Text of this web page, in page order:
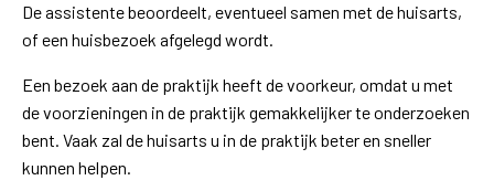
De assistente beoordeelt, eventueel samen met de huisarts,
of een huisbezoek afgelegd wordt.
Een bezoek aan de praktijk heeft de voorkeur, omdat u met
de voorzieningen in de praktijk gemakkelijker te onderzoeken
bent. Vaak zal de huisarts u in de praktijk beter en sneller
kunnen helpen.